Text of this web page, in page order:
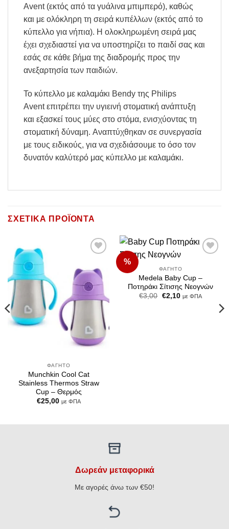
Avent (εκτός από τα γυάλινα μπιμπερό), καθώς
και με ολόκληρη τη σειρά κυπέλλων (εκτός από το
κύπελλο για νήπια). Η ολοκληρωμένη σειρά μας
έχει σχεδιαστεί για να υποστηρίζει το παιδί σας και
εσάς σε κάθε βήμα της διαδρομής προς την
ανεξαρτησία των παιδιών.
Το κύπελλο με καλαμάκι Bendy της Philips
Avent επιτρέπει την υγιεινή στοματική ανάπτυξη
και εξασκεί τους μύες στο στόμα, ενισχύοντας τη
στοματική δύναμη. Αναπτύχθηκαν σε συνεργασία
με τους ειδικούς, για να σχεδιάσουμε το όσο τον
δυνατόν καλύτερό μας κύπελλο με καλαμάκι.
ΣΧΕΤΙΚΆ ΠΡΟΪΌΝΤΑ
Wishlist
ΦΑΓΗΤΌ
Munchkin Cool Cat
Stainless Thermos Straw
Cup – Θερμός
€25,00 με ΦΠΑ
%
ΦΑΓΗΤΌ
Medela Baby Cup –
Ποτηράκι Σίτισης Νεογνών
€3,00 Original
€2,10Ημε ΦΠΑ
Δωρεάν μεταφορικά
Με αγορές άνω των €50!